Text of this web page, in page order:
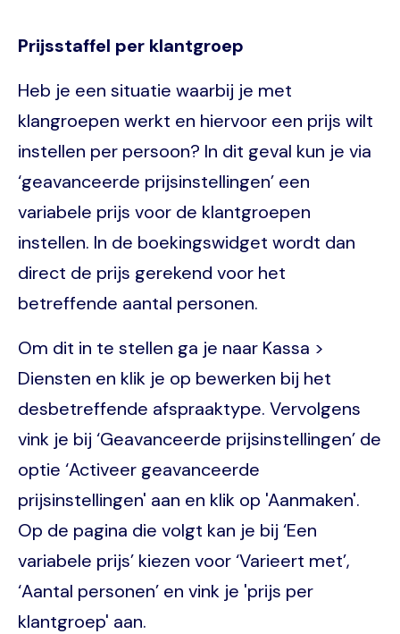
Prijsstaffel per klantgroep
Heb je een situatie waarbij je met
klangroepen werkt en hiervoor een prijs wilt
instellen per persoon? In dit geval kun je via
‘geavanceerde prijsinstellingen’ een
variabele prijs voor de klantgroepen
instellen. In de boekingswidget wordt dan
direct de prijs gerekend voor het
betreffende aantal personen.
Om dit in te stellen ga je naar Kassa >
Diensten en klik je op bewerken bij het
desbetreffende afspraaktype. Vervolgens
vink je bij ‘Geavanceerde prijsinstellingen’ de
optie ‘Activeer geavanceerde
prijsinstellingen' aan en klik op 'Aanmaken'.
Op de pagina die volgt kan je bij ‘Een
variabele prijs’ kiezen voor ‘Varieert met’,
‘Aantal personen’ en vink je 'prijs per
klantgroep' aan.